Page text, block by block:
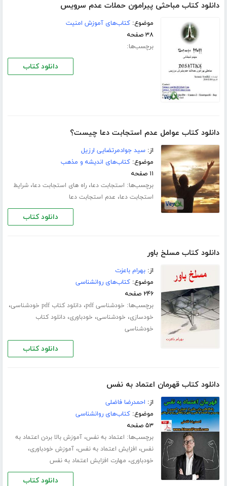
دانلود کتاب مباحثی پیرامون حملات عدم سرویس
موضوع:کتاب‌های آموزش امنیت
۳۸ صفحه
برچسب‌ها:
دانلود کتاب
دانلود کتاب عوامل عدم استجابت دعا چیست؟
از:سید جوادمرتضایی ارزیل
موضوع:کتاب‌های اندیشه و مذهب
۱۱ صفحه
برچسب‌ها: استجابت دعا،راه های استجابت دعا،شرایط
استجابت دعا، عدم استجابت دعا
دانلود کتاب
دانلود کتاب مسلخ باور
از:بهرام باعزت
موضوع:کتاب‌های روانشناسی
۲۴۶ صفحه
برچسب‌ها: خودشناسی pdf ،دانلود کتاب pdf خودشناسی ،
خودسازی، خودشناسی، خودباوری،دانلود کتاب
خودشناسی
دانلود کتاب
دانلود کتاب قهرمان اعتماد به نفس
از: احمدرضا فاضلی
موضوع:کتاب‌های روانشناسی
۵۳ صفحه
برچسب‌ها: اعتماد به نفس،آموزش بالا بردن اعتماد به
نفس، افزایش اعتماد به نفس،آموزش خودباوری،
خودباوری، مهارت افزایش اعتماد به نفس
دانلود کتاب